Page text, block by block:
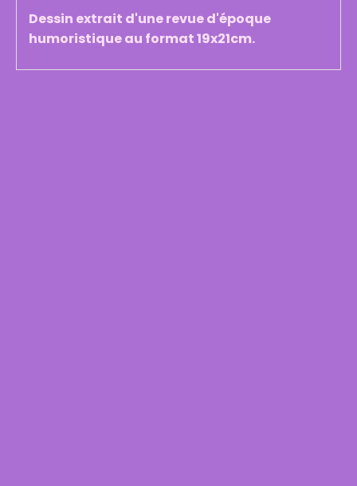
Dessin extrait d'une revue d'époque
humoristique au format 19x21cm.